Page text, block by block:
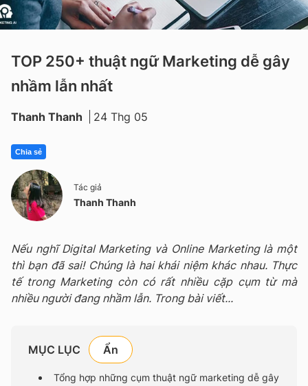
TOP 250+ thuật ngữ Marketing dễ gây
nhầm lẫn nhất
Thanh Thanh 24 Thg 05
Chia sẻ
Tác giả
Thanh Thanh
Nếu nghĩ Digital Marketing và Online Marketing là một
thì bạn đã sai! Chúng là hai khái niệm khác nhau. Thực
tế trong Marketing còn có rất nhiều cặp cụm từ mà
nhiều người đang nhầm lẫn. Trong bài viết...
MỤC LỤC
Tổng hợp những cụm thuật ngữ marketing dễ gây